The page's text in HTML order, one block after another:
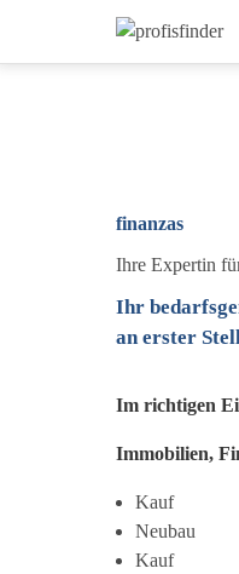
finanzas
Ihre Expertin
Ihr
an erster
Im richtigen
Immobilien,
Kauf
Neubau
Kauf